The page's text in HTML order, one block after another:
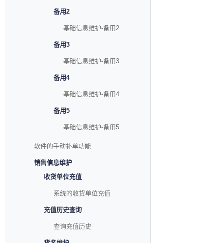
备用2
基础信息维护-备用2
备用3
基础信息维护-备用3
备用4
基础信息维护-备用4
备用5
基础信息维护-备用5
软件的手动补单功能
销售信息维护
收货单位充值
系统的收货单位充值
充值历史查询
查询充值历史